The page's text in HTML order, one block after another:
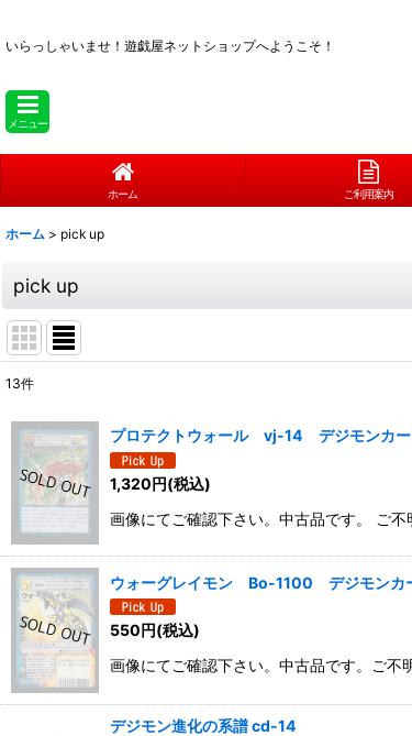
いらっしゃいませ！ 遊戯屋ネットショップへようこそ！
メニュー
ホーム ご利用案内
ホーム > pick up
pick up
在庫あり
並び順:
13件
プロテクトウォール vj-14 デジモンカー
1,320円(税込)
画像にてご確認下さい。中古品です。 ご
ウォーグレイモン Bo-1100 デジモンカ
550円(税込)
画像にてご確認下さい。中古品です。ご不
デジモン進化の系譜 cd-14